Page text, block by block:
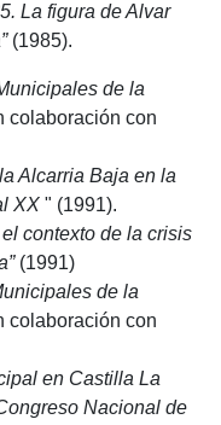
La figura de Alvar
(1985).
de la
colaboración con
Alcarria Baja en la
XX " (1991).
contexto de la crisis
(1991)
de la
colaboración con
en Castilla La
Nacional de